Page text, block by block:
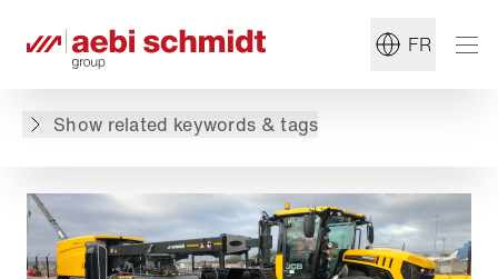
FR
Show related keywords & tags
#Aéroport